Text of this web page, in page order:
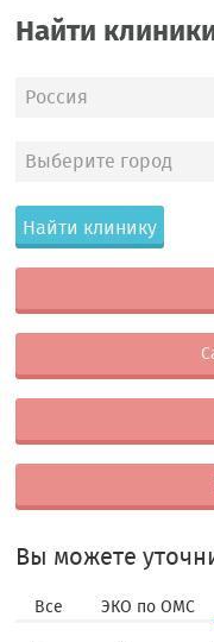
Найти
Россия
Выберите город
Найти клинику
Вы можете
Все ЭКО по ОМС